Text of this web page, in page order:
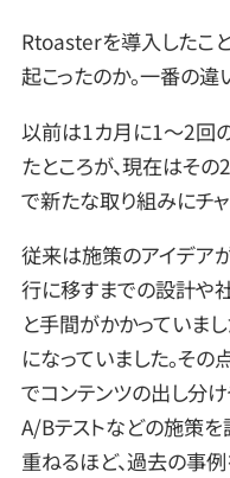
Rtoasterを導入したこ
起こったのか。一番の違
以前は1カ月に1〜2回
たところが、現在はその
で新たな取り組みにチャ
従来は施策のアイデア
行に移すまでの設計や
と手間がかかっていま
になっていました。そ
でコンテンツの出し分
A/Bテストなどの施策を
重ねるほど、過去の事